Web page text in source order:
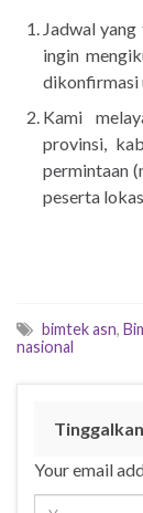
Jadwal
ingin
dikonfirmasi
Kami
provinsi,
permintaan
peserta
bimtek asn,
nasional
Your email